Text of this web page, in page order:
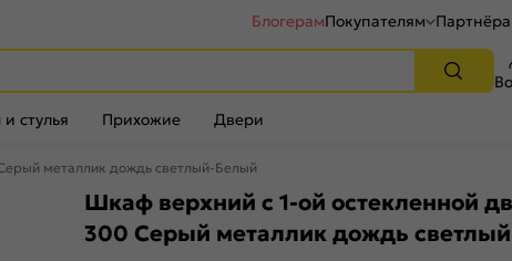
БлогерамПокупателям
стулья Прихожие Двери
металлик дождь светлый-Белый
Шкаф верхний с 1-ой остекленной
300 Серый металлик дождь